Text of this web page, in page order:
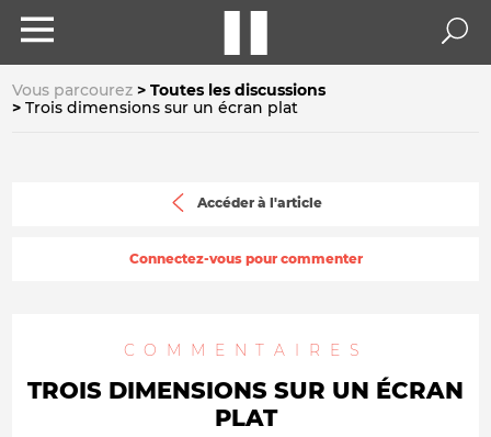
Vous parcourez
Toutes les discussions
Trois dimensions sur un écran plat
Accéder à l'article
Connectez-vous pour commenter
COMMENTAIRES
TROIS DIMENSIONS SUR UN ÉCRAN
PLAT